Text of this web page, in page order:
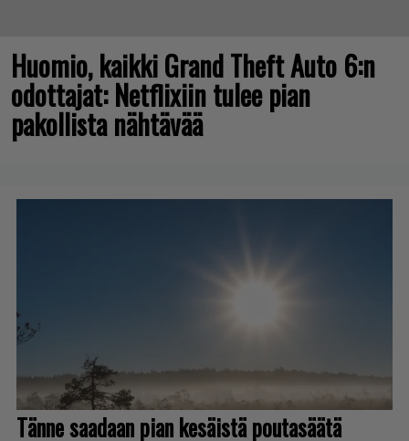
Huomio, kaikki Grand Theft Auto 6:n
odottajat: Netflixiin tulee pian
pakollista nähtävää